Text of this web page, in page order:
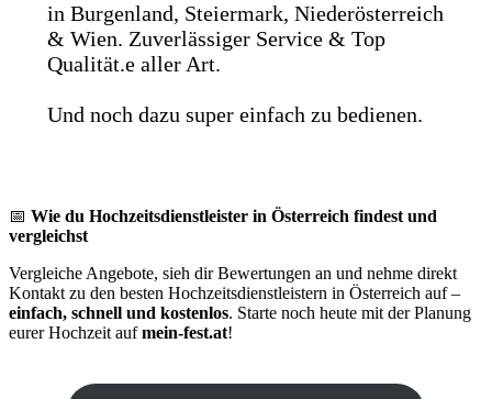
in Burgenland, Steiermark, Niederösterreich
& Wien. Zuverlässiger Service & Top
Qualität.e aller Art.
Und noch dazu super einfach zu bedienen.
📅 Wie du Hochzeitsdienstleister in Österreich findest und
vergleichst
Vergleiche Angebote, sieh dir Bewertungen an und nehme direkt
Kontakt zu den besten Hochzeitsdienstleistern in Österreich auf –
einfach, schnell und kostenlos. Starte noch heute mit der Planung
eurer Hochzeit aufmein-fest.at!